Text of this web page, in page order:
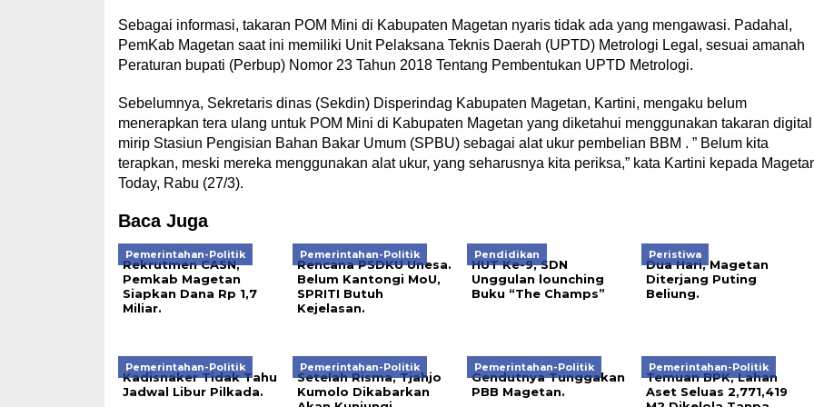
Sebagai informasi, takaran POM Mini di Kabupaten Magetan nyaris tidak ada yang mengawasi. Padahal,
PemKab Magetan saat ini memiliki Unit Pelaksana Teknis Daerah (UPTD) Metrologi Legal, sesuai amanah
Peraturan bupati (Perbup) Nomor 23 Tahun 2018 Tentang Pembentukan UPTD Metrologi.
Sebelumnya, Sekretaris dinas (Sekdin) Disperindag Kabupaten Magetan, Kartini, mengaku belum
menerapkan tera ulang untuk POM Mini di Kabupaten Magetan yang diketahui menggunakan takaran digital
mirip Stasiun Pengisian Bahan Bakar Umum (SPBU) sebagai alat ukur pembelian BBM . ” Belum kita
terapkan, meski mereka menggunakan alat ukur, yang seharusnya kita periksa,” kata Kartini kepada
Today, Rabu (27/3).
Baca Juga
Pemerintahan-Politik
Rekrutmen CASN,
Pemkab Magetan
Siapkan Dana Rp 1,7
Miliar.
Pemerintahan-Politik
Rencana PSDKU Unesa.
Belum Kantongi MoU,
SPRITI Butuh
Kejelasan.
Pendidikan
HUT Ke-9, SDN
Unggulan lounching
Buku “The Champs”
Peristiwa
Dua Hari, Magetan
Diterjang Puting
Beliung.
Pemerintahan-Politik
Kadisnaker Tidak Tahu
Jadwal Libur Pilkada.
Pemerintahan-Politik
Setelah Risma, Tjahjo
Kumolo Dikabarkan
Pemerintahan-Politik
Gendutnya Tunggakan
PBB Magetan.
Pemerintahan-Politik
Temuan BPK, Lahan
Aset Seluas 2,771,419